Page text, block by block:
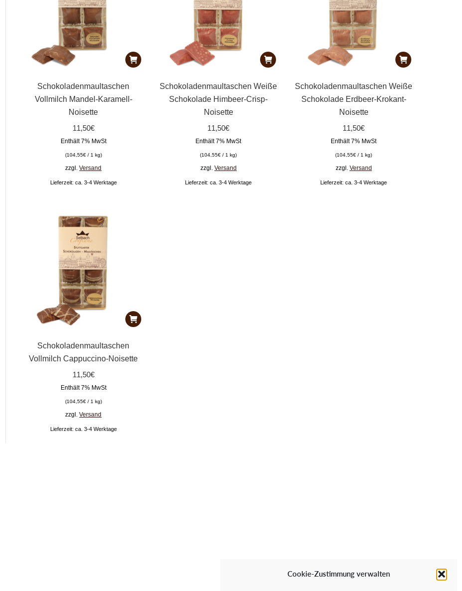
Cookie-Zustimmung verwalten
Schokoladenmaultaschen
Vollmilch Mandel-Karamell-
Noisette
11,50€
Enthält 7% MwSt
(104,55€/ 1 kg)
zzgl.Versand
Lieferzeit: ca. 3-4 Werktage
Schokoladenmaultaschen Weiße
Schokolade Himbeer-Crisp-
Noisette
11,50€
Enthält 7% MwSt
(104,55€ / 1 kg)
zzgl. Versand
Lieferzeit: ca. 3-4 Werktage
Schokoladenmaultaschen Weiße
Schokolade Erdbeer-Krokant-
Noisette
11,50€
Enthält 7% MwSt
(104,55€ / 1 kg)
zzgl. Versand
Lieferzeit: ca. 3-4 Werktage
Schokoladenmaultaschen
Vollmilch Cappuccino-Noisette
11,50€
Enthält 7% MwSt
(104,55€/ 1 kg)
zzgl.Versand
Lieferzeit: ca. 3-4 Werktage